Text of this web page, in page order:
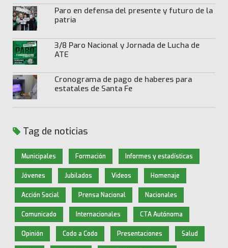
Paro en defensa del presente y futuro de la
patria
3/8 Paro Nacional y Jornada de Lucha de
ATE
Cronograma de pago de haberes para
estatales de Santa Fe
Tag de noticias
Municipales Formación Informes y estadísticas
Jóvenes Jubilados Videos Homenaje
Acción Social Prensa Nacional Nacionales
Comunicado Internacionales CTA Autónoma
Opinión Codo a Codo Presentaciones Salud